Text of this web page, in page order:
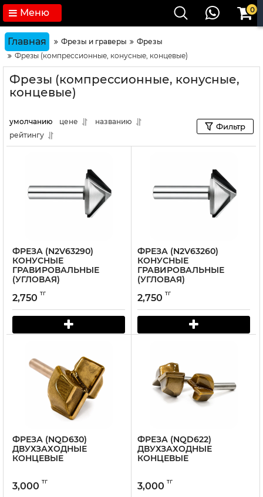
Меню 0
Главная Фрезы и граверы
Фрезы
Фрезы (компрессионные, конусные, концевые)
Фрезы (компрессионные, конусные,
концевые)
умолчанию цене
названию
рейтингу
Фильтр
ФРЕЗА (N2V63290)
КОНУСНЫЕ
ГРАВИРОВАЛЬНЫЕ
(УГЛОВАЯ)
2,750 тг
ФРЕЗА (N2V63260)
КОНУСНЫЕ
ГРАВИРОВАЛЬНЫЕ
(УГЛОВАЯ)
2,750 тг
ФРЕЗА (NQD630)
ДВУХЗАХОДНЫЕ
КОНЦЕВЫЕ
3,000 тг
ФРЕЗА (NQD622)
ДВУХЗАХОДНЫЕ
КОНЦЕВЫЕ
3,000 тг